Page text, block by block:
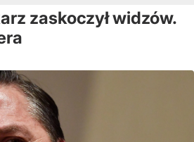
zaskoczył widzów.